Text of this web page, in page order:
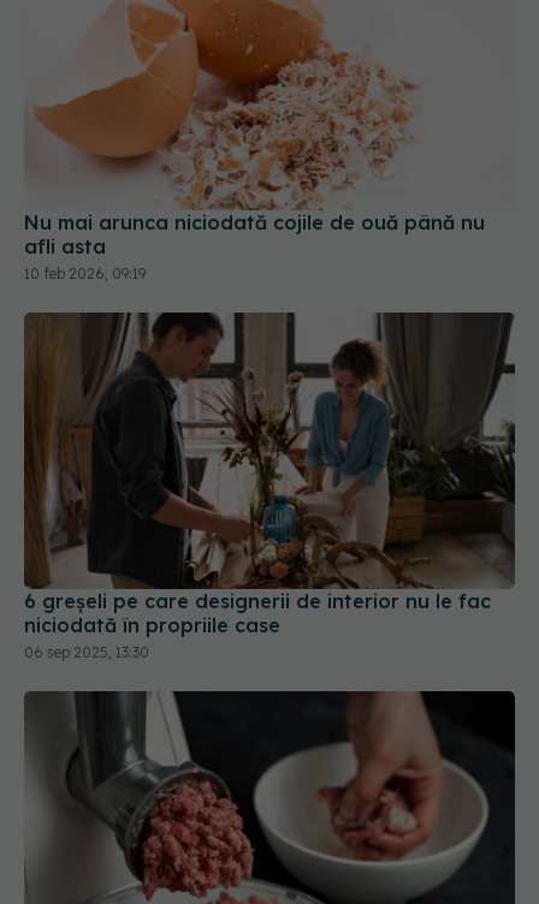
Nu mai arunca niciodată cojile de ouă până nu
10 feb 2026, 09:19
6 greșeli pe care designerii de interior nu le fac
niciodată în propriile case
06 sep 2025, 13:30